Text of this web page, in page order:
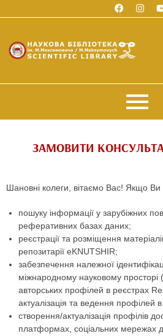
ЗАМОВИТИ
Шановні колеги, вітаємо Вас! Якщо
пошуку інформації у зарубіжних
реферативних базах даних;
реєстрації та розміщення
репозитарії eKNUTSHIR;
забезпечення належної
міжнародному науковому просторі
авторських профілей в реєстрах
актуалізація та ведення профілей
створення/актуалізація профілів
платформах, соціальних мережах